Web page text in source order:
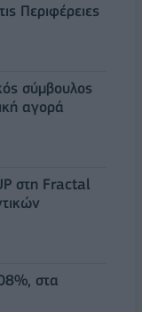
Περιφέρειες
σύμβουλος
αγορά
στη Fractal
στα